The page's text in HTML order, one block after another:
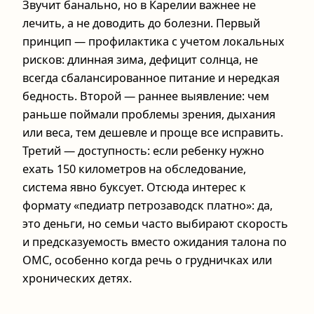
Звучит банально, но в Карелии важнее не
лечить, а не доводить до болезни. Первый
принцип — профилактика с учетом локальных
рисков: длинная зима, дефицит солнца, не
всегда сбалансированное питание и нередкая
бедность. Второй — раннее выявление: чем
раньше поймали проблемы зрения, дыхания
или веса, тем дешевле и проще все исправить.
Третий — доступность: если ребенку нужно
ехать 150 километров на обследование,
система явно буксует. Отсюда интерес к
формату «педиатр петрозаводск платно»: да,
это деньги, но семьи часто выбирают скорость
и предсказуемость вместо ожидания талона по
ОМС, особенно когда речь о грудничках или
хронических детях.